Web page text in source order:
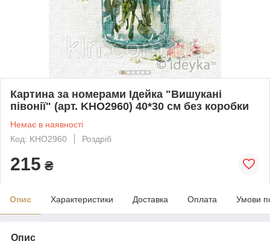
Картина за номерами Ідейка "Вишукані
півонії" (арт. KHO2960) 40*30 см без коробки
Немає в наявності
Код: KHO2960
Роздріб
215 ₴
Опис Характеристики Доставка Оплата Умови
Опис